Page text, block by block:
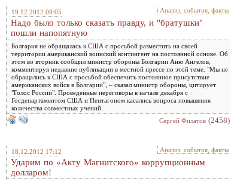
19.12.2012 09:05 Анализ, события, факты
Надо было только сказать правду, и "братушки"
пошли напопятную
Болгария не обращалась к США с просьбой разместить на своей
территории американский воинский контингент на постоянной основе. Об
этом во вторник сообщил министр обороны Болгарии Аню Ангелов,
комментируя недавние публикации в местной прессе по этой теме. "Мы не
обращались к США с просьбой обеспечить постоянное присутствие
американских войск в Болгарии", – сказал министр обороны, цитирует
"Голос России". Проведенные переговоры в начале декабря с
Госдепартаментом США и Пентагоном касались вопроса повышения
количества совместных учений.
Сергей Филатов (2458)
18.12.2012 17:12 Анализ, события, факты
Ударим по «Акту Магнитского» коррупционным
долларом!